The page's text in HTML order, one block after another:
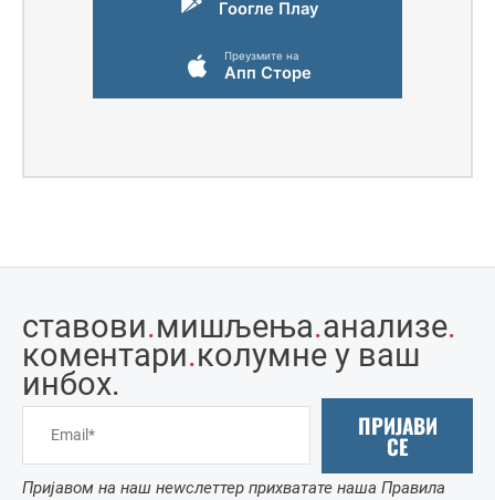
Гоогле Плаy
Преузмите на
Апп Сторе
ставови.мишљења.анализе.
коментари.колумне у ваш
инбоx.
ПРИЈАВИ
СЕ
Пријавом на наш неwслеттер прихватате наша Правила